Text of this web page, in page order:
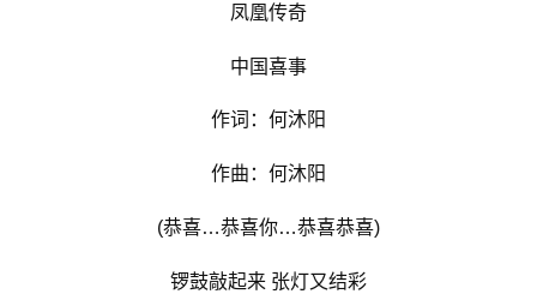
凤凰传奇
中国喜事
作词：何沐阳
作曲：何沐阳
(恭喜…恭喜你…恭喜恭喜)
锣鼓敲起来 张灯又结彩